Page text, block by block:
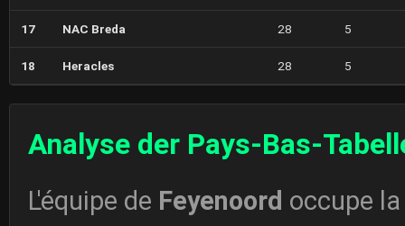
17 NAC Breda 28 5
18 Heracles 28 5
Analyse der Pays-Bas-
L'équipe de Feyenoord occupe